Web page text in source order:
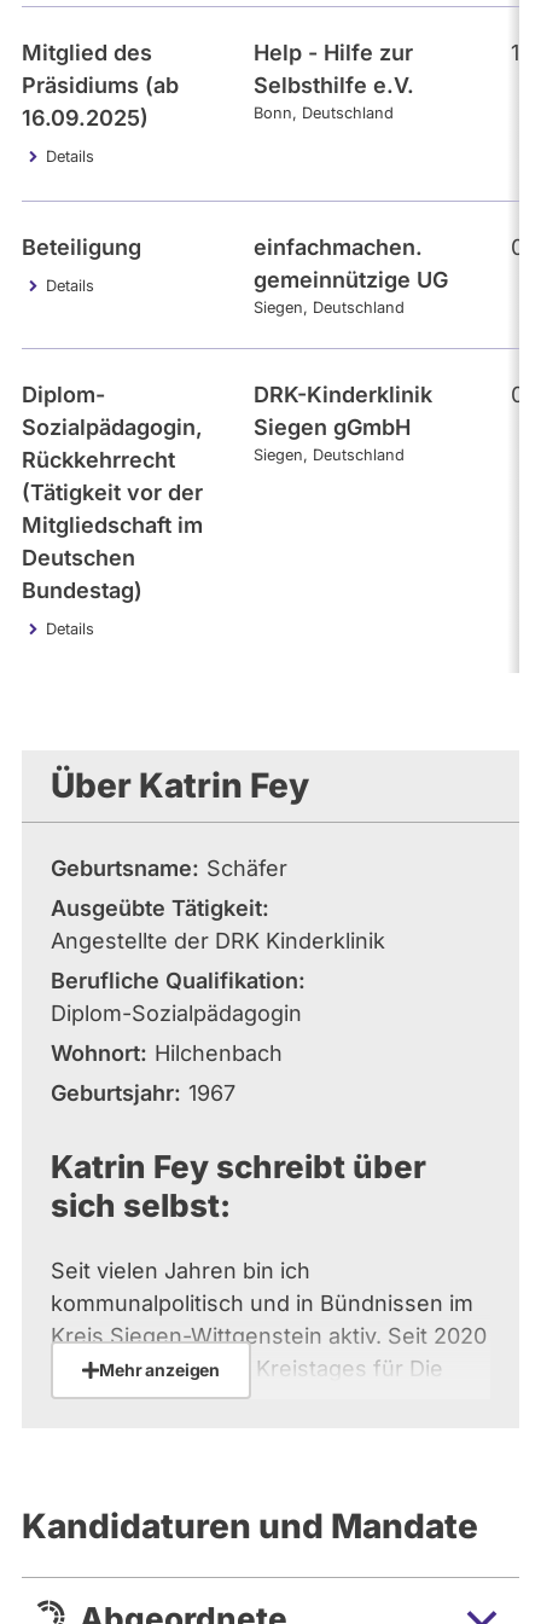
Mitglied des
Präsidiums (ab
16.09.2025)
Details
Help - Hilfe zur
Selbsthilfe e.V.
Bonn Deutschland
Beteiligung
Details
einfachmachen.
gemeinnützige UG
Siegen Deutschland
Diplom-
Sozialpädagogin,
Rückkehrrecht
(Tätigkeit vor der
Mitgliedschaft im
Deutschen
Bundestag)
Details
DRK-Kinderklinik
Siegen gGmbH
Siegen Deutschland
Über Katrin Fey
Geburtsname
Schäfer
Ausgeübte Tätigkeit
Angestellte der DRK Kinderklinik
Berufliche Qualifikation
Diplom-Sozialpädagogin
Wohnort
Hilchenbach
Geburtsjahr 1967
Katrin Fey schreibt über
sich selbst:
Seit vielen Jahren bin ich
kommunalpolitisch und in Bündnissen im
Kreis Siegen-Wittgenstein aktiv. Seit 2020
bin ich Mitglied des Kreistages für Die
Linke und insbesondere im
Armutsbekämpfung, Wohnungsnot,
Arbeitsplätze in der bedrohten
Mehr anzeigen
Kandidaturen und Mandate